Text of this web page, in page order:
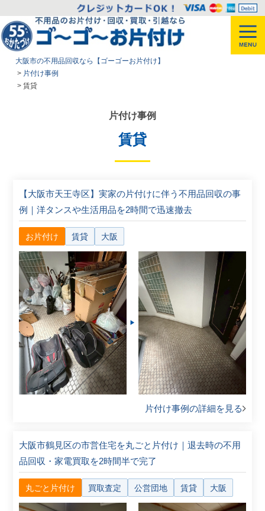
大阪市の不用品回収なら【ゴーゴーお片付け】
> 片付け事例
>賃貸
片付け事例
賃貸
【大阪市天王寺区】実家の片付けに伴う不用品回収の事
例｜洋タンスや生活用品を2時間で迅速撤去
お片付け 賃貸 大阪
片付け事例の詳細を見る
大阪市鶴見区の市営住宅を丸ごと片付け｜退去時の不用
品回収・家電買取を2時間半で完了
丸ごと片付け 買取査定 公営団地 賃貸 大阪